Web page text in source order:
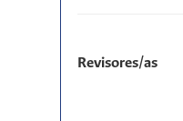
Revisores/as